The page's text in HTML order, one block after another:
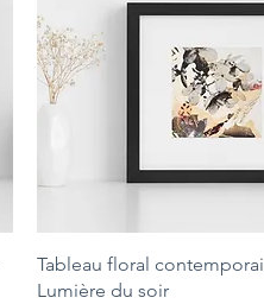
Tableau floral
Lumière du soir